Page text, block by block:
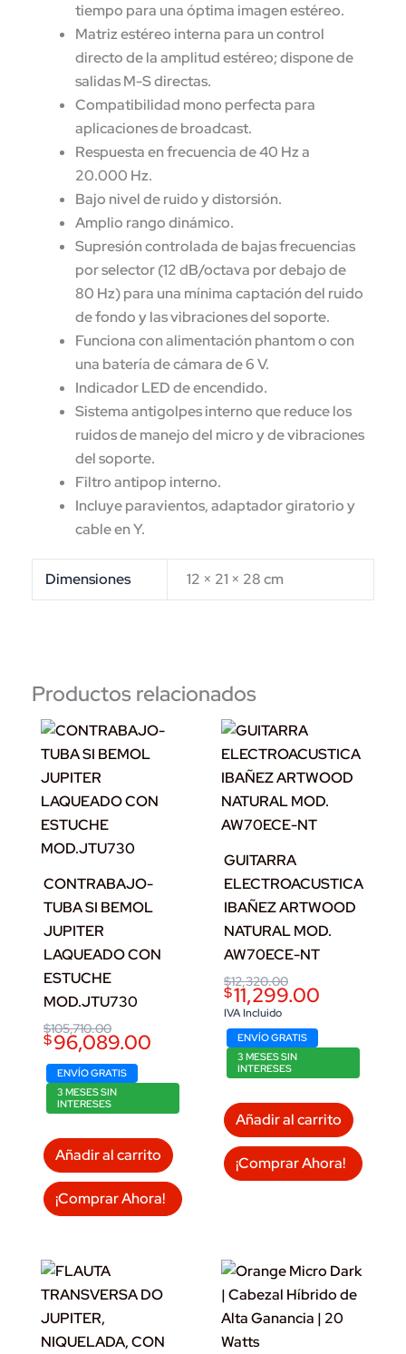
tiempo para una óptima imagen estéreo.
Matriz estéreo interna para un control
directo de la amplitud estéreo; dispone de
salidas M-S directas.
Compatibilidad mono perfecta para
aplicaciones de broadcast.
Respuesta en frecuencia de 40 Hz a
20.000 Hz.
Bajo nivel de ruido y distorsión.
Amplio rango dinámico.
Supresión controlada de bajas frecuencias
por selector (12 dB/octava por debajo de
80 Hz) para una mínima captación del ruido
de fondo y las vibraciones del soporte.
Funciona con alimentación phantom o con
una batería de cámara de 6 V.
Indicador LED de encendido.
Sistema antigolpes interno que reduce los
ruidos de manejo del micro y de vibraciones
del soporte.
Filtro antipop interno.
Incluye paravientos, adaptador giratorio y
cable en Y.
Dimensiones 12 × 21 × 28 cm
Productos relacionados
CONTRABAJO-
TUBA SI BEMOL
JUPITER
LAQUEADO CON
ESTUCHE
MOD.JTU730
$105,710.00
Original
price
$105,710.00.
$96,089.00
Current
price
$96,089.00.
ENVÍO GRATIS
3 MESES SIN
INTERESES
Añadir al carrito
¡Comprar Ahora!
GUITARRA
ELECTROACUSTICA
IBAÑEZ ARTWOOD
NATURAL MOD.
AW70ECE-NT
$12,320.00
Original
price
was:
$12,320.00.
$11,299.00
Current
price
is:
$11,299.00.
IVA Incluido
ENVÍO GRATIS
3 MESES SIN
INTERESES
Añadir al carrito
¡Comprar Ahora!